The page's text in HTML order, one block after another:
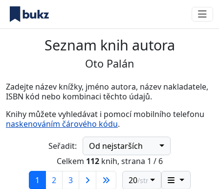
Seznam knih autora
Oto Palán
Zadejte název knížky, jméno autora, název nakladatele,
ISBN kód nebo kombinaci těchto údajů.
Knihy můžete vyhledávat i pomocí mobilního telefonu
naskenováním čárového kódu.
Seřadit:
Od nejstarších
Celkem 112knih, strana 1 / 6
1 (current)
2 3 20/str.